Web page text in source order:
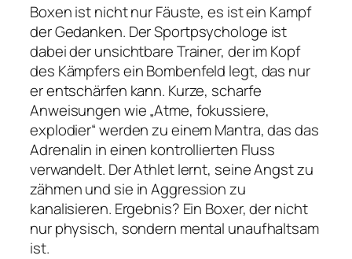
Boxen ist nicht nur Fäuste, es ist ein Kampf
der Gedanken. Der Sportpsychologe ist
dabei der unsichtbare Trainer, der im Kopf
des Kämpfers ein Bombenfeld legt, das nur
er entschärfen kann. Kurze, scharfe
Anweisungen wie „Atme, fokussiere,
explodier“ werden zu einem Mantra, das das
Adrenalin in einen kontrollierten Fluss
verwandelt. Der Athlet lernt, seine Angst zu
zähmen und sie in Aggression zu
kanalisieren. Ergebnis? Ein Boxer, der nicht
nur physisch, sondern mental unaufhaltsam
ist.